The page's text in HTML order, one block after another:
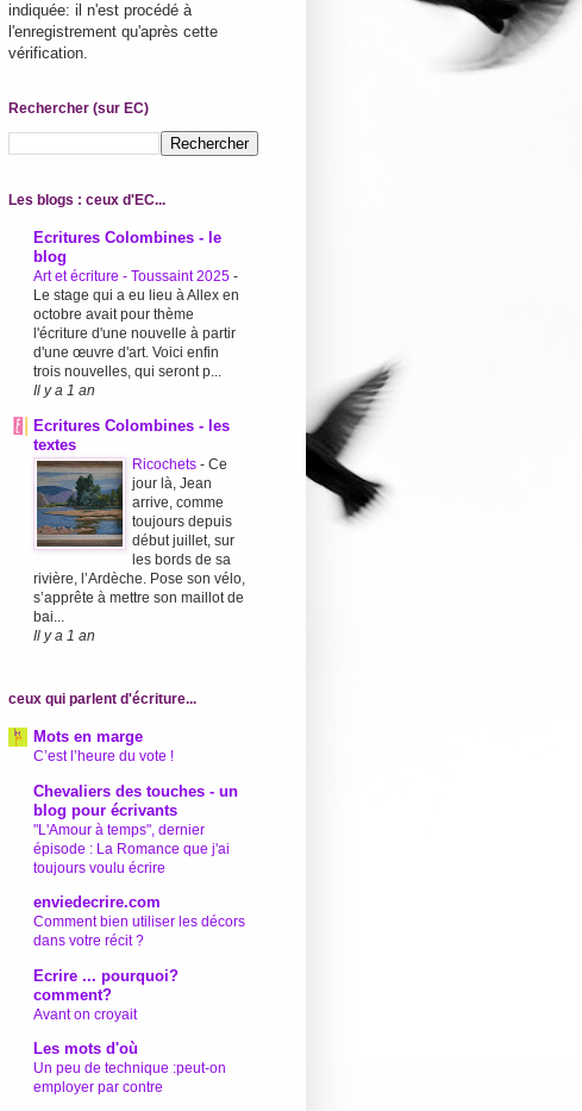
indiquée: il n'est procédé à
l'enregistrement qu'après cette
vérification.
Rechercher (sur EC)
Les blogs : ceux d'EC...
Ecritures Colombines - le
blog
Art et écriture - Toussaint 2025 -
Le stage qui a eu lieu à Allex en
octobre avait pour thème
l'écriture d'une nouvelle à partir
d'une œuvre d'art. Voici enfin
trois nouvelles, qui seront p...
Il y a 1 an
Ecritures Colombines - les
textes
Ricochets - Ce
jour là, Jean
arrive, comme
toujours depuis
début juillet, sur
les bords de sa
rivière, l’Ardèche. Pose son vélo,
s’apprête à mettre son maillot de
bai...
Il y a 1 an
ceux qui parlent d'écriture...
Mots en marge
C’est l’heure du vote !
Chevaliers des touches - un
blog pour écrivants
"L'Amour à temps", dernier
épisode : La Romance que j'ai
toujours voulu écrire
enviedecrire.com
Comment bien utiliser les décors
dans votre récit ?
Ecrire ... pourquoi?
comment?
Avant on croyait
Les mots d'où
Un peu de technique :peut-on
employer par contre